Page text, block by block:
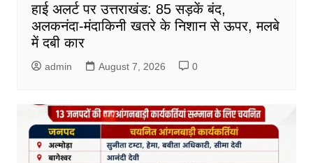
हाई अलर्ट पर उत्तराखंड: 85 सड़कें बंद,
अलकनंदा-मंदाकिनी खतरे के निशान से ऊपर, मलबे
में दबी कार
admin August 7, 2026 0